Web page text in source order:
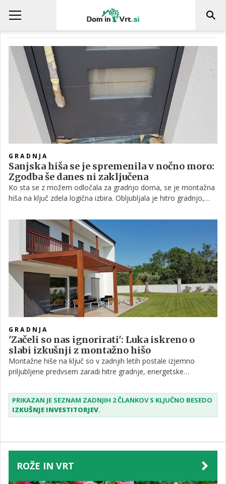
IZKUŠNJE INVESTITORJEV
GRADNJA
Sanjska hiša se je spremenila v nočno moro:
Zgodba še danes ni zaključena
Ko sta se z možem odločala za gradnjo doma, se je montažna
hiša na ključ zdela logična izbira. Obljubljala je hitro gradnjo,
GRADNJA
'Začeli so nas ignorirati': Luka iskreno o
slabi izkušnji z montažno hišo
Montažne hiše na ključ so v zadnjih letih postale izjemno
priljubljene predvsem zaradi hitre gradnje, energetske
A praksa ni vedno tako brezskrbna, kot obljubljajo oglasi.
PRIKAZAN JE SEZNAM ZADNJIH 2 ČLANKOV S KLJUČNO BESEDO
IZKUŠNJE INVESTITORJEV.
ROŽE IN VRT